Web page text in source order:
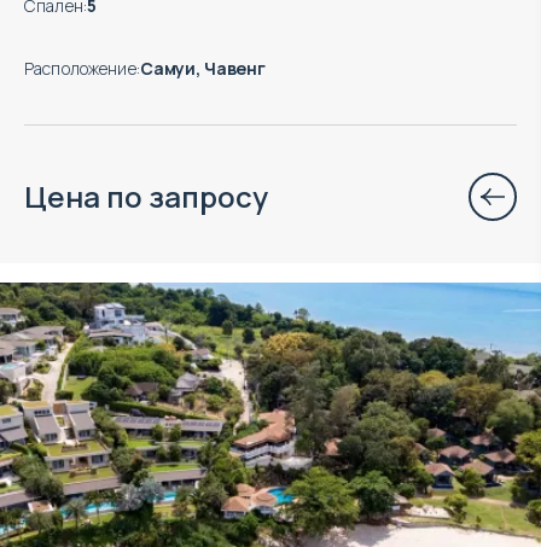
Спален:5
Расположение:Самуи, Чавенг
Цена по запросу